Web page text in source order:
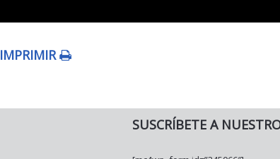
IMPRIMIR
SUSCRÍBETE A